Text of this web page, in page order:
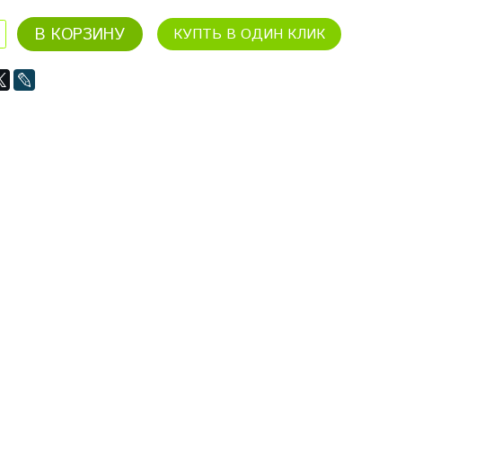
В КОРЗИНУ КУПТЬ В ОДИН КЛИК